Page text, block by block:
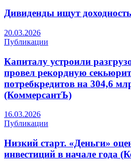
Дивиденды ищут
20.03.2026
Публикации
Капиталу устроили
провел рекордную
потребкредитов на 304,6
(КоммерсантЪ)
16.03.2026
Публикации
Низкий старт. «Деньги»
инвестиций в начале года